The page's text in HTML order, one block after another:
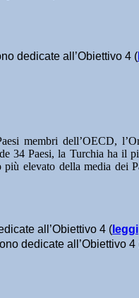
dedicate all’Obiettivo 4 (
membri dell’OECD,
34 Paesi, la Turchia ha il
elevato della media dei
all’Obiettivo 4 ( leggi
dedicate all’Obiettivo 4